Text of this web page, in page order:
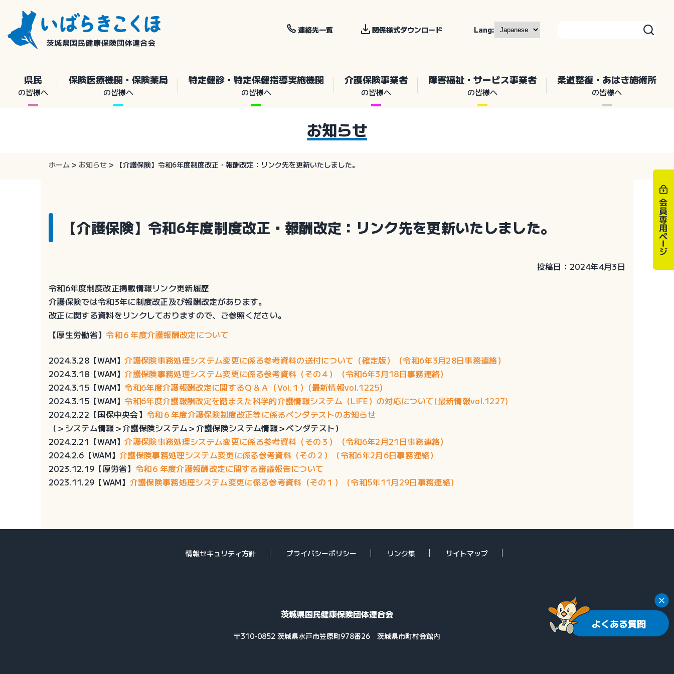
content
連絡先一覧 関係様式ダウンロード Lang:
県民
の皆様へ
保険医療機関・保険薬局
の皆様へ
特定健診・特定保健指導実施機関
の皆様へ
介護保険事業者
の皆様へ
障害福祉・サービス事業者
の皆様へ
柔道整復・あはき施術所
の皆様へ
お知らせ
ホーム > お知らせ > 【介護保険】令和6年度制度改正・報酬改定：リンク先を更新いたしました。
【介護保険】令和6年度制度改正・報酬改定：リンク先を更新いたしました。
投稿日：2024年4月3日
令和6年度制度改正掲載情報リンク更新履歴
介護保険では令和3年に制度改正及び報酬改定があります。
改正に関する資料をリンクしておりますので、ご参照ください。
【厚生労働省】令和６年度介護報酬改定について
2024.3.28【WAM】介護保険事務処理システム変更に係る参考資料の送付について（確定版）（令和6年3月28日事務連絡）
2024.3.18【WAM】介護保険事務処理システム変更に係る参考資料（その４）（令和6年3月18日事務連絡）
2024.3.15【WAM】令和6年度介護報酬改定に関するＱ＆Ａ（Vol.１）(最新情報vol.1225)
2024.3.15【WAM】令和6年度介護報酬改定を踏まえた科学的介護情報システム（LIFE）の対応について(最新情報vol.1227)
2024.2.22【国保中央会】令和６年度介護保険制度改正等に係るベンダテストのお知らせ
（＞システム情報＞介護保険システム＞介護保険システム情報＞ベンダテスト）
2024.2.21【WAM】介護保険事務処理システム変更に係る参考資料（その３）（令和6年2月21日事務連絡）
2024.2.6【WAM】介護保険事務処理システム変更に係る参考資料（その２）（令和6年2月6日事務連絡）
2023.12.19【厚労省】 令和６年度介護報酬改定に関する審議報告について
2023.11.29【WAM】 介護保険事務処理システム変更に係る参考資料（その１）（令和5年11月29日事務連絡）
情報セキュリティ方針 プライバシーポリシー リンク集 サイトマップ
茨城県国民健康保険団体連合会
〒310-0852 茨城県水戸市笠原町978番26 茨城県市町村会館内
よくある質問